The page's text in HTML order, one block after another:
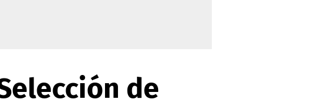
de